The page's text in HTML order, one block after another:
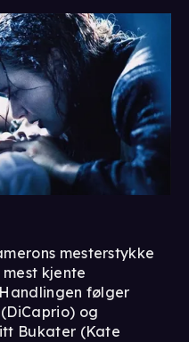
mesterstykke
kjente
følger
og
Bukater (Kate